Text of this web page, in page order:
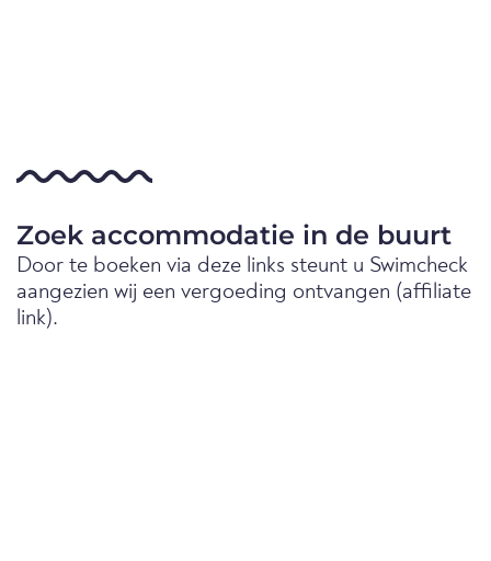
Zoek accommodatie in de buurt
Door te boeken via deze links steunt u Swimcheck
aangezien wij een vergoeding ontvangen (affiliate
link).